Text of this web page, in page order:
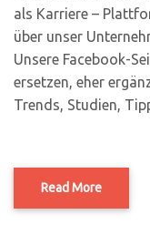
als Karriere –
über unser
Unsere Facebook-
ersetzen, eher
Trends, Studien,
Read More